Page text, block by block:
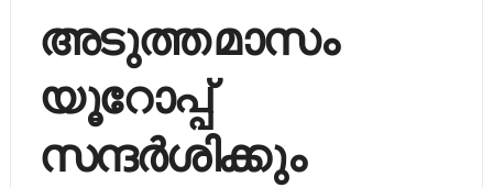
അടുത്ത മാസം
യൂറോപ്പ്
സന്ദര്‍ശിക്കും